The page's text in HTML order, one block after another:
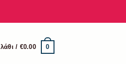
/ €0.00 0